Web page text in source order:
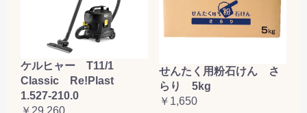
ケルヒャー T11/1
Classic Re!Plast
1.527-210.0
せんたく用粉石けん さ
らり 5kg
￥1,650